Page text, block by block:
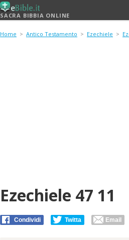
SACRA BIBBIA ONLINE
Home > Antico Testamento > Ezechiele >
Ezechiele 47 11
Condividi Twitta Email